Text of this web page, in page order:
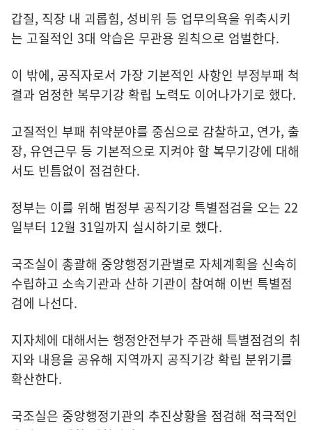
갑질, 직장 내 괴롭힘, 성비위 등 업무의욕을 위축시키
는 고질적인 3대 악습은 무관용 원칙으로 엄벌한다.
이 밖에, 공직자로서 가장 기본적인 사항인 부정부패 척
결과 엄정한 복무기강 확립 노력도 이어나가기로 했다.
고질적인 부패 취약분야를 중심으로 감찰하고, 연가, 출
장, 유연근무 등 기본적으로 지켜야 할 복무기강에 대해
서도 빈틈없이 점검한다.
정부는 이를 위해 범정부 공직기강 특별점검을 오는 22
일부터 12월 31일까지 실시하기로 했다.
국조실이 총괄해 중앙행정기관별로 자체계획을 신속히
수립하고 소속기관과 산하 기관이 참여해 이번 특별점
검에 나선다.
지자체에 대해서는 행정안전부가 주관해 특별점검의 취
지와 내용을 공유해 지역까지 공직기강 확립 분위기를
확산한다.
국조실은 중앙행정기관의 추진상황을 점검해 적극적인